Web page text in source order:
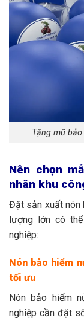
Tặng mũ
Nên chọn
nhân khu
Đặt sản xuất nón
lượng lớn có
nghiệp:
Nón bảo hiểm
tối ưu
Nón bảo hiểm
nghiệp cần đặt